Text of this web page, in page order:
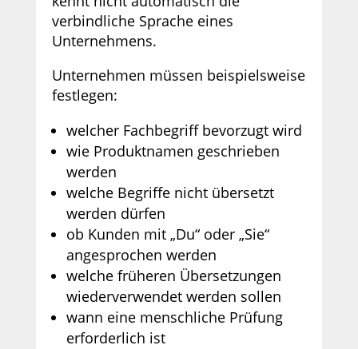
verbindliche Sprache eines
Unternehmens.
Unternehmen müssen beispielsweise
festlegen:
welcher Fachbegriff bevorzugt wird
wie Produktnamen geschrieben
werden
welche Begriffe nicht übersetzt
werden dürfen
ob Kunden mit „Du“ oder „Sie“
angesprochen werden
welche früheren Übersetzungen
wiederverwendet werden sollen
wann eine menschliche Prüfung
erforderlich ist